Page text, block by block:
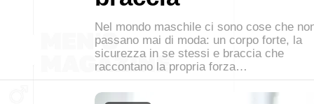
Nel mondo maschile ci sono cose che
passano mai di moda: un corpo forte, la
sicurezza in se stessi e braccia che
raccontano la propria forza…